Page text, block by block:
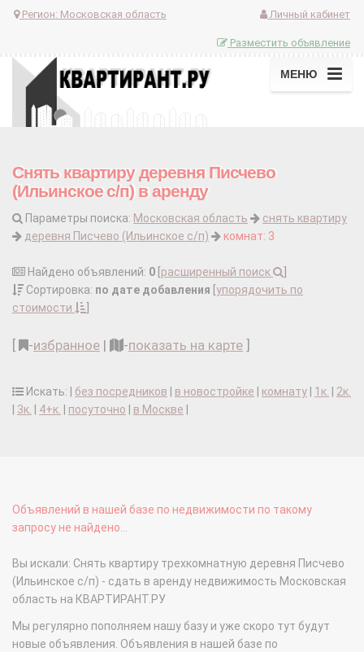
Регион: Московская область Личный кабинет
Разместить объявление
МЕНЮ
Снять квартиру деревня Писчево
(Ильинское с/п) в аренду
Параметры поиска: Московская область
снять квартиру
деревня Писчево (Ильинское с/п)
комнат: 3
Найдено объявлений: 0 расширенный поиск
Сортировка: по дате добавления упорядочить по
стоимости
-избранное | -показать на карте
Искать: | без посредников в новостройке комнату 1к.
2к.
3к. 4+к. посуточно в Москве
Объявлений в нашей базе по недвижимости по такому
запросу не найдено...
Вы искали: Снять квартиру трехкомнатную деревня Писчево
(Ильинское с/п) - сдать в аренду недвижимость Московская
область на КВАРТИРАНТ.РУ
Мы регулярно пополняем нашу базу и уже скоро тут будут
новые объявления. Объявления в нашей базе по